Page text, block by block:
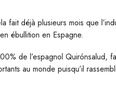
fait déjà plusieurs mois que
ébullition en Espagne.
de l’espagnol Quirónsalud,
au monde puisqu’il